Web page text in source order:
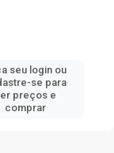
seu login ou
se para
preços e
comprar